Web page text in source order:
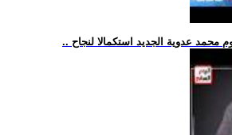
محمد عدوية الجديد استكمالا لنجاح